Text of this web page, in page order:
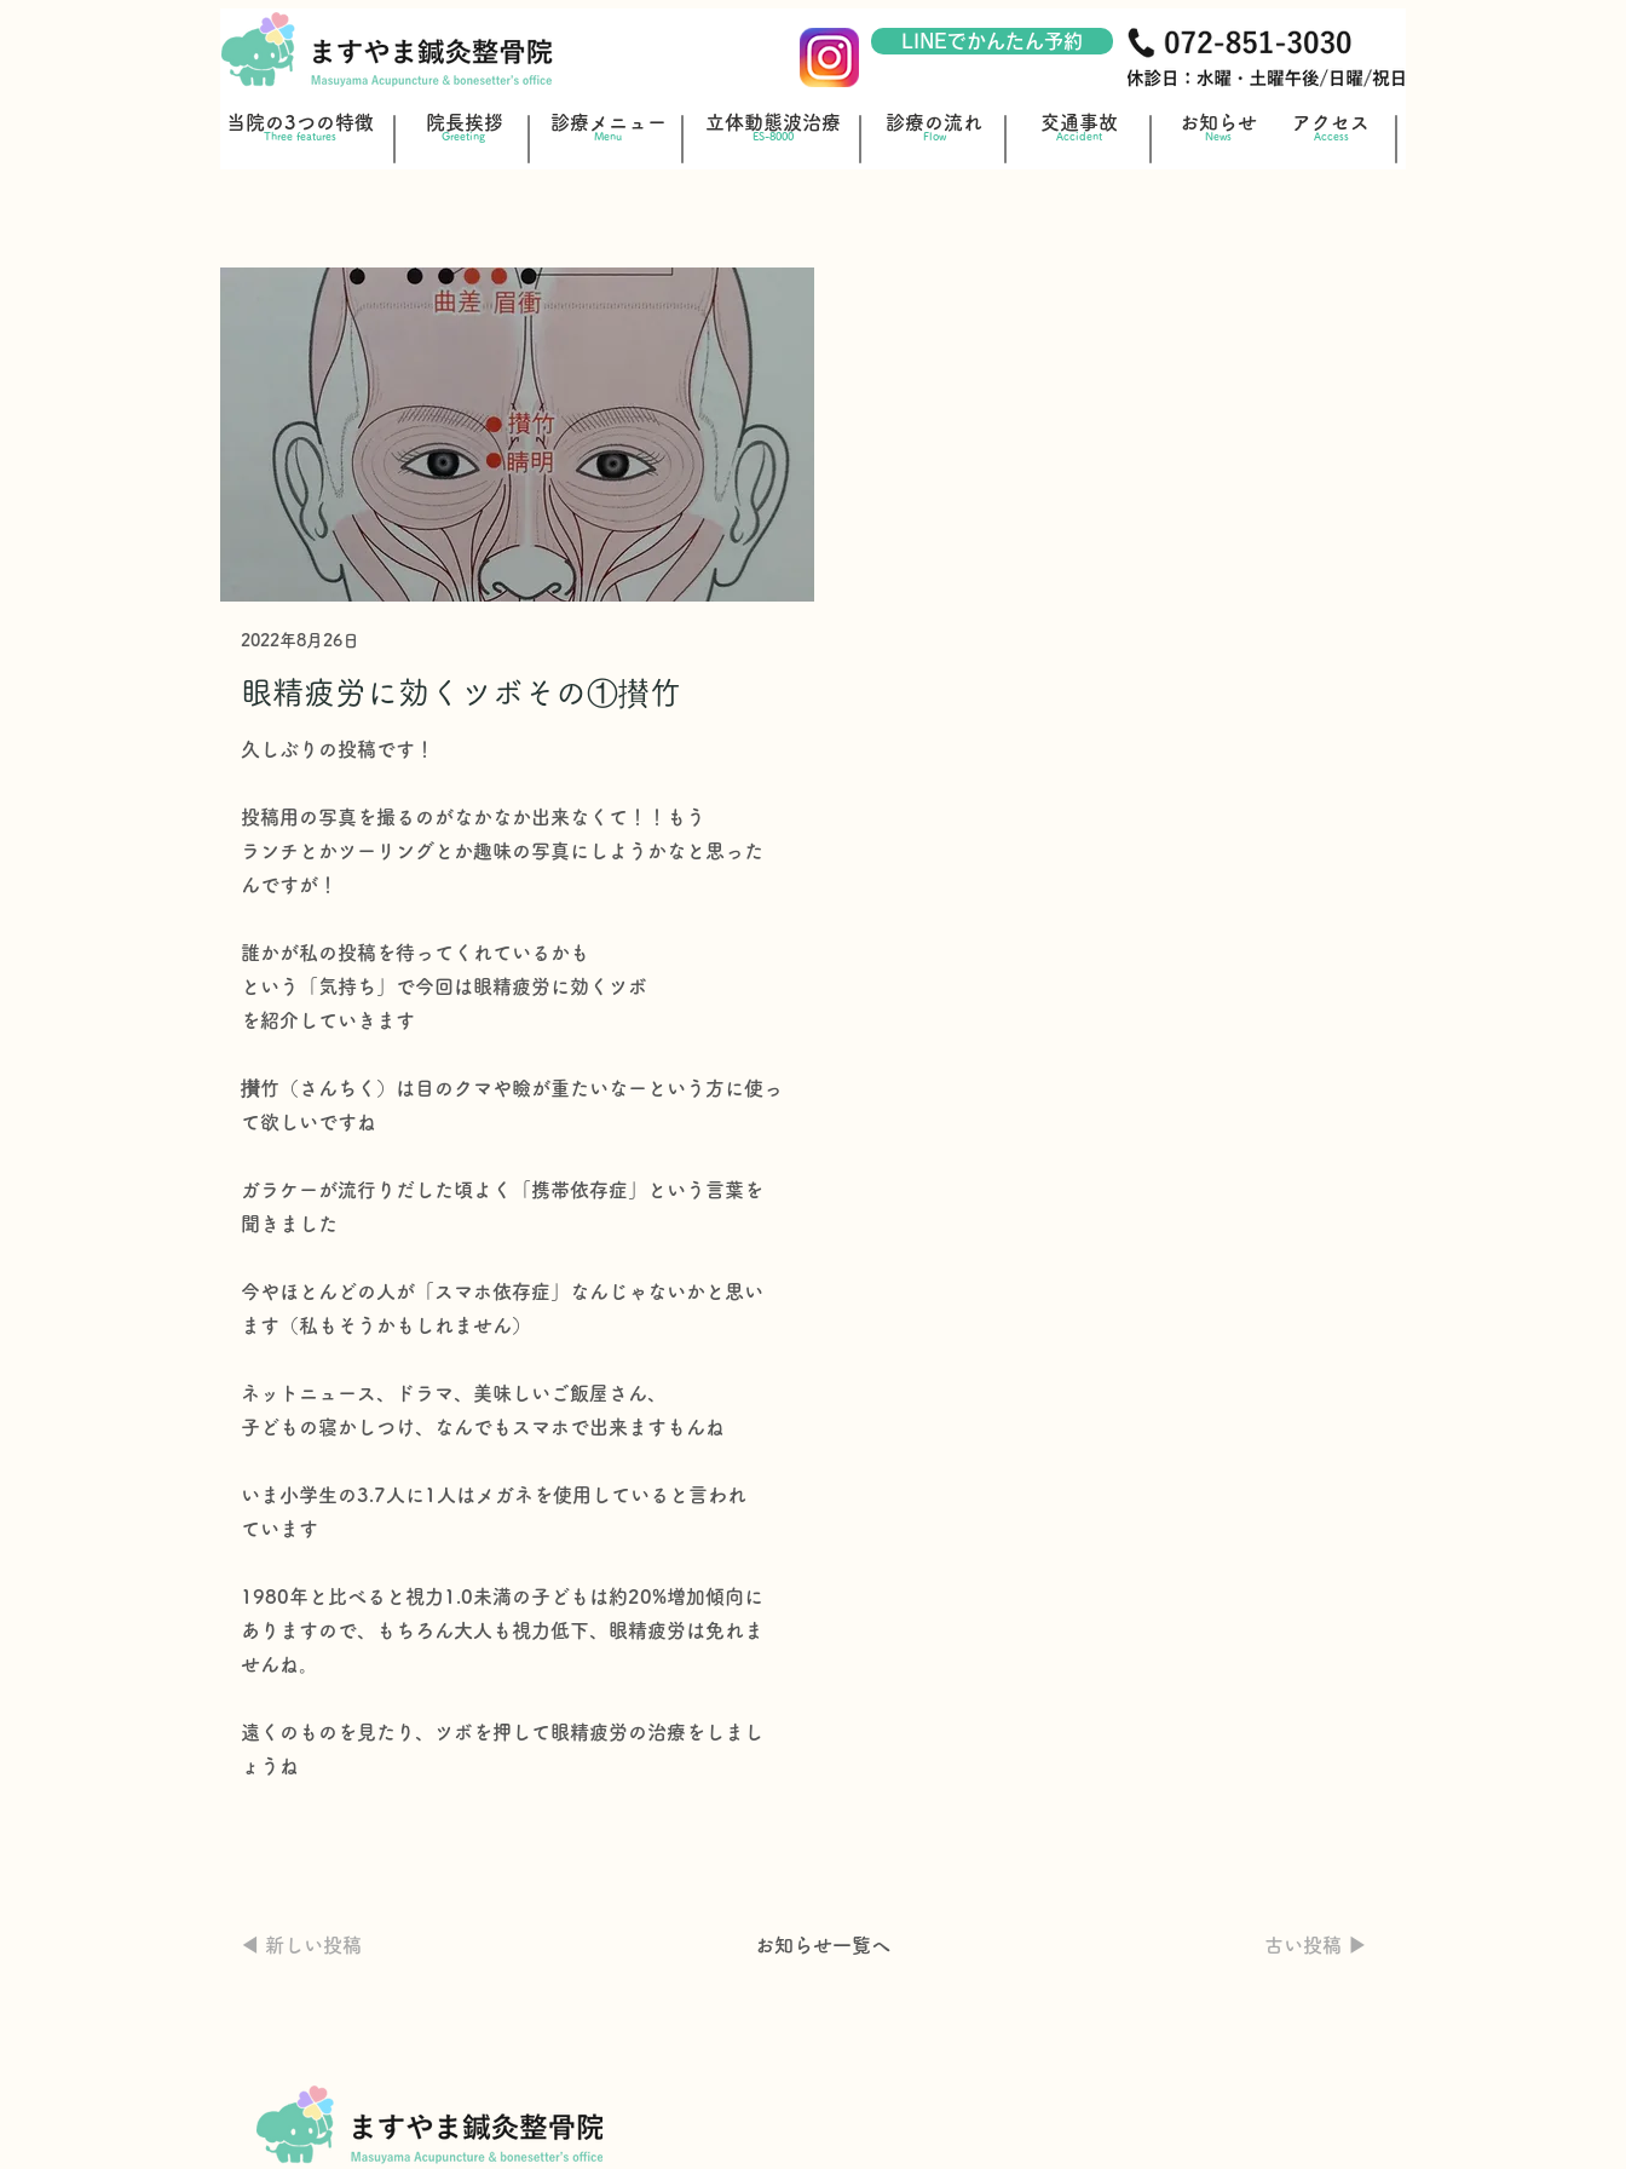
LINEでかんたん予約
当院の3つの特徴
Three features
院長挨拶
Greeting
診療メニュー
Menu
立体動態波治療
ES-8000
診療の流れ
Flow
交通事故
Accident News
お知らせ アクセス
Access
2022年8月26日
眼精疲労に効くツボその①攅竹
久しぶりの投稿です！
投稿用の写真を撮るのがなかなか出来なくて！！もう
ランチとかツーリングとか趣味の写真にしようかなと思った
んですが！
誰かが私の投稿を待ってくれているかも
という「気持ち」で今回は眼精疲労に効くツボ
を紹介していきます
攅竹（さんちく）は目のクマや瞼が重たいなーという方に使っ
て欲しいですね
ガラケーが流行りだした頃よく「携帯依存症」という言葉を
聞きました
今やほとんどの人が「スマホ依存症」なんじゃないかと思い
ます（私もそうかもしれません）
ネットニュース、ドラマ、美味しいご飯屋さん、
子どもの寝かしつけ、なんでもスマホで出来ますもんね
いま小学生の3.7人に1人はメガネを使用していると言われ
ています
1980年と比べると視力1.0未満の子どもは約20%増加傾向に
ありますので、もちろん大人も視力低下、眼精疲労は免れま
せんね。
遠くのものを見たり、ツボを押して眼精疲労の治療をしまし
ょうね
◀︎ 新しい投稿 お知らせ一覧へ 古い投稿 ▶︎